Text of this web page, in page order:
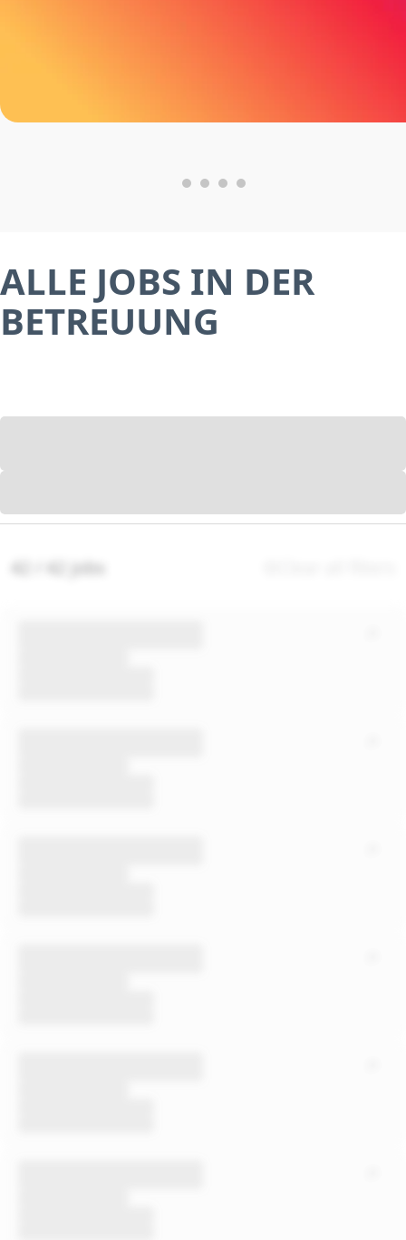
ALLE JOBS IN DER
BETREUUNG
42 / 42 jobs